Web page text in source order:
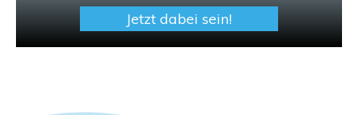
Jetzt dabei sein!